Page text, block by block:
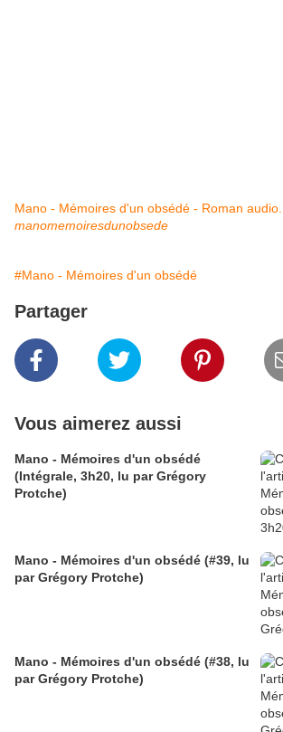
Mano - Mémoires d'un obsédé - Roman audio...
manomemoiresdunobsede
#Mano - Mémoires d'un obsédé
Partager
Vous aimerez aussi
Mano - Mémoires d'un obsédé
(Intégrale, 3h20, lu par Grégory
Protche)
Mano - Mémoires d'un obsédé (#39, lu
par Grégory Protche)
Mano - Mémoires d'un obsédé (#38, lu
par Grégory Protche)